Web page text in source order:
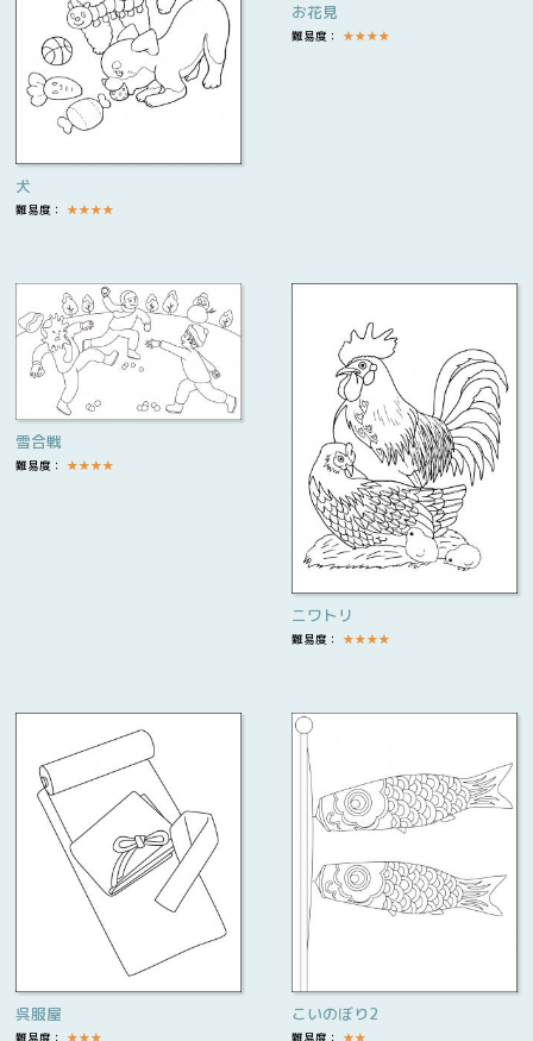
犬
難易度： ★★★★
お花見
難易度： ★★★★
雪合戦
難易度： ★★★★
ニワトリ
難易度： ★★★★
呉服屋
難易度： ★★★
こいのぼり2
難易度： ★★